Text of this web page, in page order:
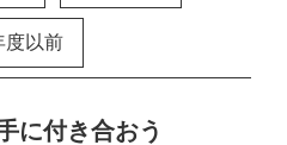
度以前
に付き合おう